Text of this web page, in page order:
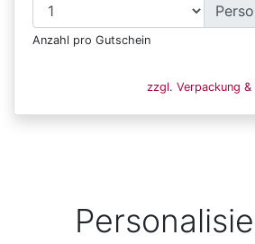
Anzahl pro Gutschein
zzgl. Verpackung &